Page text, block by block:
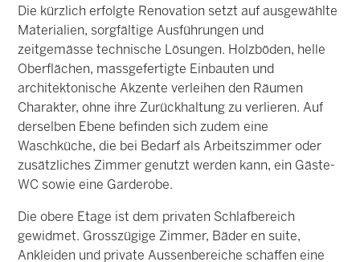
Die kürzlich erfolgte Renovation setzt auf ausgewählte
Materialien, sorgfältige Ausführungen und
zeitgemässe technische Lösungen. Holzböden, helle
Oberflächen, massgefertigte Einbauten und
architektonische Akzente verleihen den Räumen
Charakter, ohne ihre Zurückhaltung zu verlieren. Auf
derselben Ebene befinden sich zudem eine
Waschküche, die bei Bedarf als Arbeitszimmer oder
zusätzliches Zimmer genutzt werden kann, ein Gäste-
WC sowie eine Garderobe.
Die obere Etage ist dem privaten Schlafbereich
gewidmet. Grosszügige Zimmer, Bäder en suite,
Ankleiden und private Aussenbereiche schaffen eine